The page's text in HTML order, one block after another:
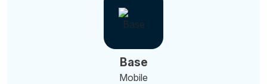
Base
Mobile